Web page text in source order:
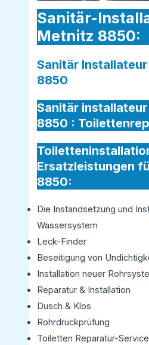
Sanitär-
Metnitz 8850:
Sanitär
8850
Sanitär
8850 :
Ersatzleistungen
8850:
Die Instandsetzung und
Wassersystem
Leck-Finder
Beseitigung von
Installation neuer
Reparatur & Installation
Dusch & Klos
Rohrdruckprüfung
Toiletten Reparatur-Service